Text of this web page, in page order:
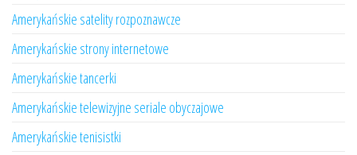
Amerykańskie satelity rozpoznawcze
Amerykańskie strony internetowe
Amerykańskie tancerki
Amerykańskie telewizyjne seriale obyczajowe
Amerykańskie tenisistki